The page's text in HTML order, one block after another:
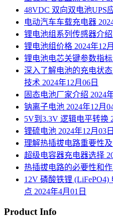
48VDC 双向双电池UPS
电动汽车车载充电器
锂电池组系列传感器介绍
锂电池组价格 2024年12
锂电池电芯关键参数指标
深入了解电池的充电状
技术 2024年12月06日
固态电池厂家介绍 2024
钠离子电池 2024年12月
5V到3.3V 逻辑电平转换
锂硫电池 2024年12月03日
理解热插拔电路重要性
超级电容器充电器选择
热插拔电路的必要性和作
12V 磷酸铁锂
点 2024年4月01日
Product Info